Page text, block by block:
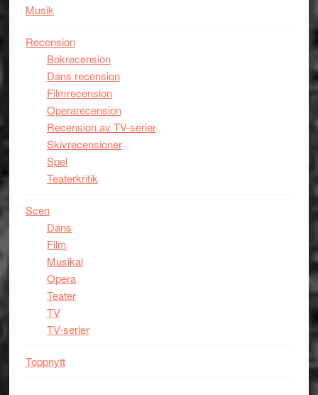
Musik
Recension
Bokrecension
Dans recension
Filmrecension
Operarecension
Recension av TV-serier
Skivrecensioner
Spel
Teaterkritik
Scen
Dans
Film
Musikal
Opera
Teater
TV
TV-serier
Toppnytt